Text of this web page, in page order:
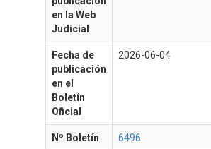
en la Web
Judicial
Fecha de
publicación
en el
Boletín
Oficial
2026-06-04
Nº Boletín 6496